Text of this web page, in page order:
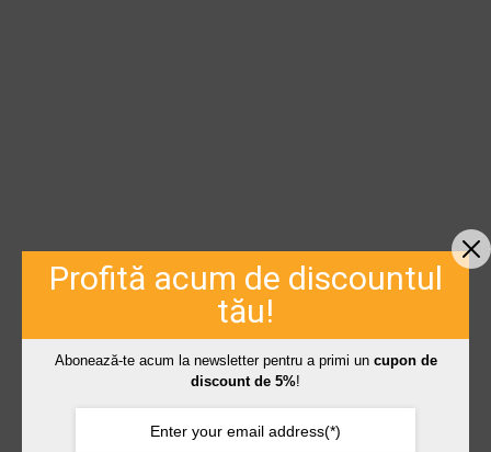
Profită acum de discountul
tău!
Abonează-te acum la newsletter pentru a primi un cupon de
discount de 5%!